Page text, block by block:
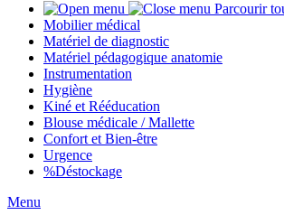
Parcourir
Mobilier médical
Matériel de diagnostic
Matériel pédagogique anatomie
Instrumentation
Hygiène
Kiné et Rééducation
Blouse médicale / Mallette
Confort et Bien-être
Urgence
%Déstockage
Menu